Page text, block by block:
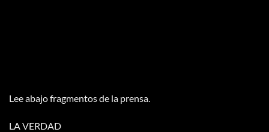
Lee abajo fragmentos de la prensa.
LA VERDAD